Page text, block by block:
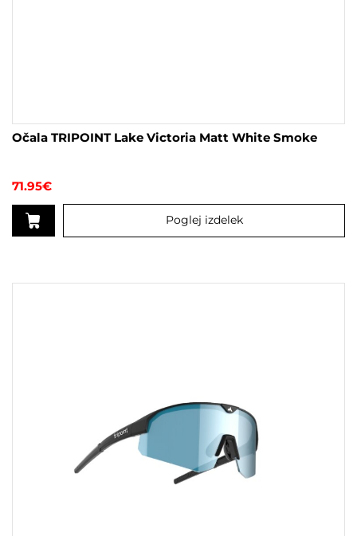
Očala TRIPOINT Lake Victoria Matt White Smoke
71.95€
Poglej izdelek